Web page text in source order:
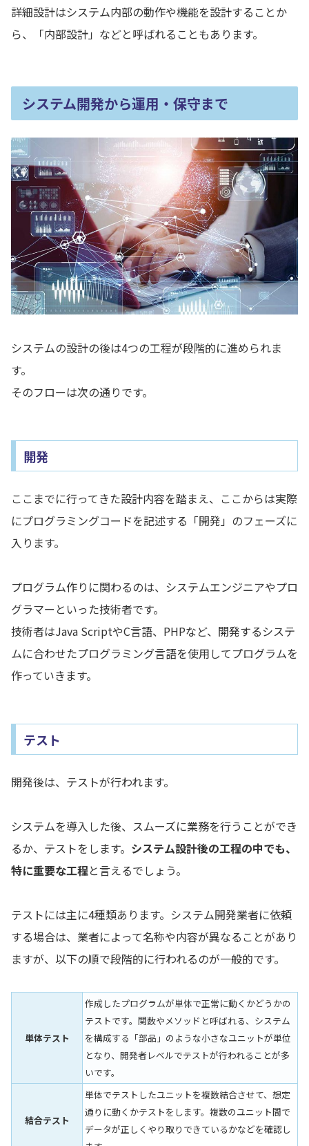
詳細設計はシステム内部の動作や機能を設計することか
ら、「内部設計」などと呼ばれることもあります。
システム開発から運用・保守まで
システムの設計の後は4つの工程が段階的に進められま
す。
そのフローは次の通りです。
開発
ここまでに行ってきた設計内容を踏まえ、ここからは実際
にプログラミングコードを記述する「開発」のフェーズに
入ります。
プログラム作りに関わるのは、システムエンジニアやプロ
グラマーといった技術者です。
技術者はJava ScriptやC言語、PHPなど、開発するシステ
ムに合わせたプログラミング言語を使用してプログラムを
作っていきます。
テスト
開発後は、テストが行われます。
システムを導入した後、スムーズに業務を行うことができ
るか、テストをします。 システム設計後の工程の中でも、
特に重要な工程と言えるでしょう。
テストには主に4種類あります。システム開発業者に依頼
する場合は、業者によって名称や内容が異なることがあり
ますが、以下の順で段階的に行われるのが一般的です。
単体テスト
作成したプログラムが単体で正常に動くかどうかの
テストです。関数やメソッドと呼ばれる、システム
を構成する「部品」のような小さなユニットが単位
となり、開発者レベルでテストが行われることが多
いです。
結合テスト
単体でテストしたユニットを複数結合させて、想定
通りに動くかテストをします。複数のユニット間で
データが正しくやり取りできているかなどを確認し